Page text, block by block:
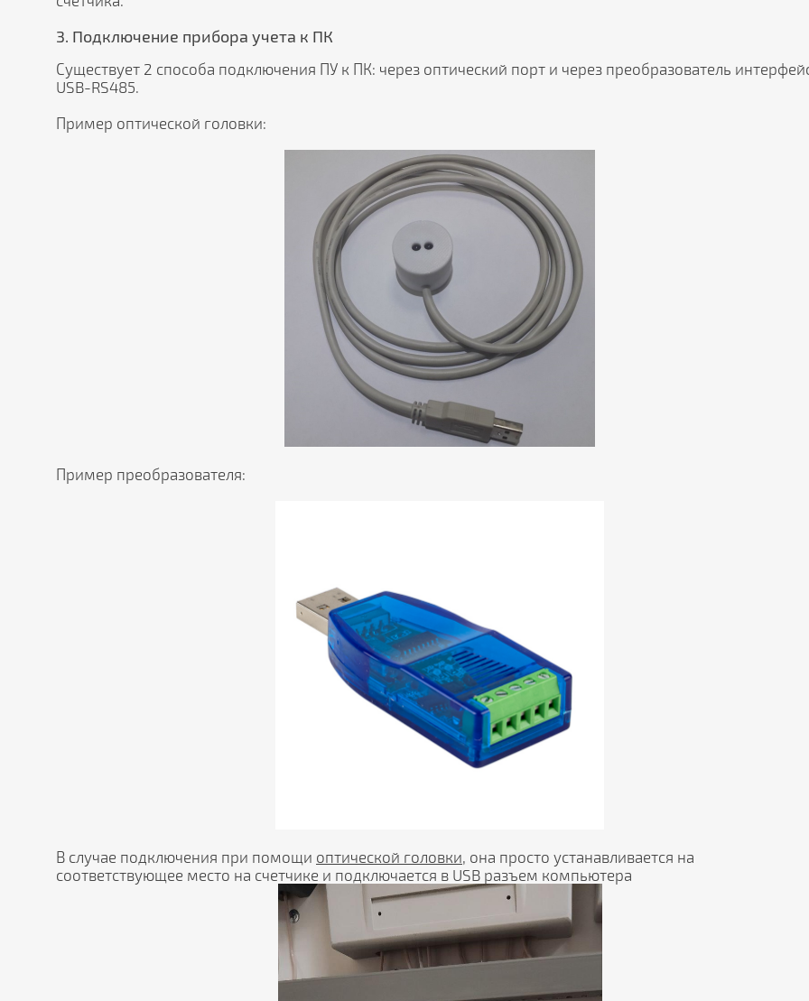
3. Подключение прибора учета к ПК
Существует 2 способа подключения ПУ к ПК: через оптический порт и через преобразователь
USB-RS485.
Пример оптической головки:
Пример преобразователя:
В случае подключения при помощи оптической головки , она просто устанавливается на
соответствующее место на счетчике и подключается в USB разъем компьютера